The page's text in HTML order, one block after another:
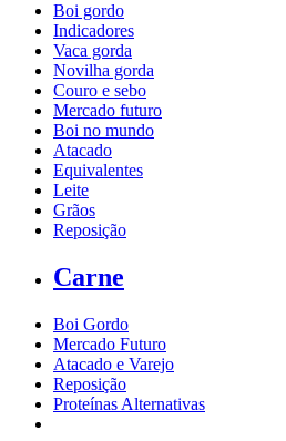
Boi gordo
Indicadores
Vaca gorda
Novilha gorda
Couro e sebo
Mercado futuro
Boi no mundo
Atacado
Equivalentes
Leite
Grãos
Reposição
Carne
Boi Gordo
Mercado Futuro
Atacado e Varejo
Reposição
Proteínas Alternativas